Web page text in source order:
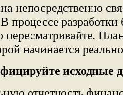
непосредственно
процессе разработки
пересматривайте.
начинается
исходные
отчетность